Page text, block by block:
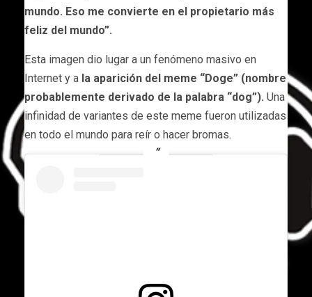
mundo. Eso me convierte en el propietario más
feliz del mundo”.
Esta imagen dio lugar a un fenómeno masivo en
Internet y a la aparición del meme “Doge” (nombre
probablemente derivado de la palabra “dog”). Una
infinidad de variantes de este meme fueron utilizadas
en todo el mundo para reír o hacer bromas.